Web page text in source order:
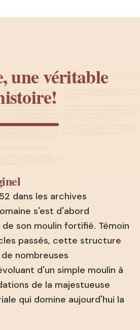
une véritable
dans les archives
s'est d'abord
son moulin fortifié. Témoin
passés, cette structure
nombreuses
d'un simple moulin à
de la majestueuse
qui domine aujourd'hui la